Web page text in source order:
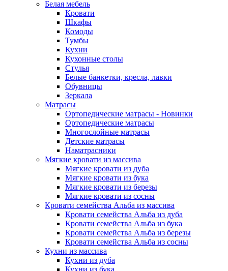
Белая мебель
Кровати
Шкафы
Комоды
Тумбы
Кухни
Кухонные столы
Стулья
Белые банкетки, кресла, лавки
Обувницы
Зеркала
Матрасы
Ортопедические матрасы - Новинки
Ортопедические матрасы
Многослойные матрасы
Детские матрасы
Наматрасники
Мягкие кровати из массива
Мягкие кровати из дуба
Мягкие кровати из бука
Мягкие кровати из березы
Мягкие кровати из сосны
Кровати семейства Альба из массива
Кровати семейства Альба из дуба
Кровати семейства Альба из бука
Кровати семейства Альба из березы
Кровати семейства Альба из сосны
Кухни из массива
Кухни из дуба
Кухни из бука